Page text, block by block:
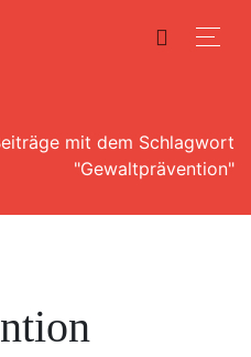
mit dem Schlagwort
"Gewaltprävention"